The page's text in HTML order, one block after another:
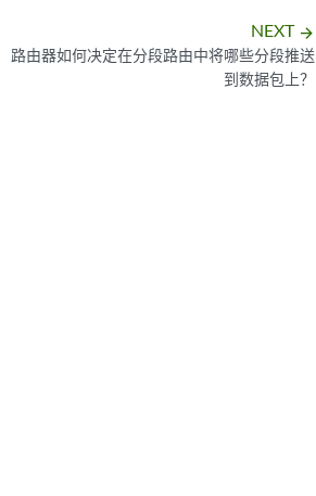
NEXT arrow_forward
路由器如何决定在分段路由中将哪些分段推送
到数据包上？